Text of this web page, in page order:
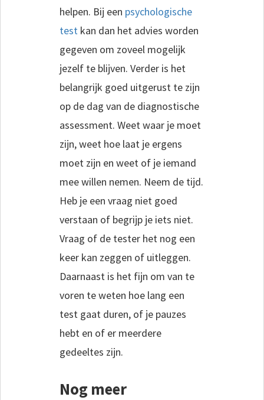
helpen. Bij een psychologische
test kan dan het advies worden
gegeven om zoveel mogelijk
jezelf te blijven. Verder is het
belangrijk goed uitgerust te zijn
op de dag van de diagnostische
assessment. Weet waar je moet
zijn, weet hoe laat je ergens
moet zijn en weet of je iemand
mee willen nemen. Neem de tijd.
Heb je een vraag niet goed
verstaan of begrijp je iets niet.
Vraag of de tester het nog een
keer kan zeggen of uitleggen.
Daarnaast is het fijn om van te
voren te weten hoe lang een
test gaat duren, of je pauzes
hebt en of er meerdere
gedeeltes zijn.
Nog meer